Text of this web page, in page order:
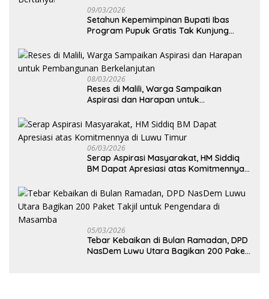
09/03/2026
Setahun Kepemimpinan Bupati Ibas
Program Pupuk Gratis Tak Kunjung
08/03/2026
Reses di Malili, Warga Sampaikan
Aspirasi dan Harapan untuk
06/03/2026
Serap Aspirasi Masyarakat, HM Siddiq
BM Dapat Apresiasi atas Komitmennya
05/03/2026
Tebar Kebaikan di Bulan Ramadan, DPD
NasDem Luwu Utara Bagikan 200 Paket